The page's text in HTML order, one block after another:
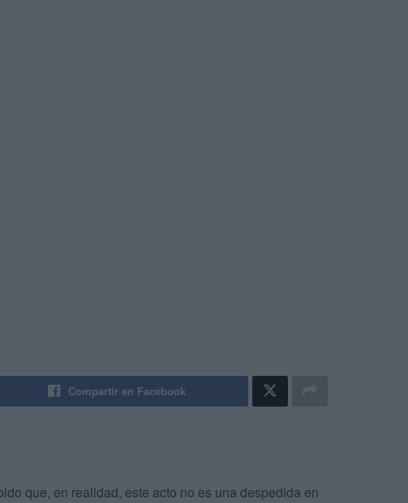
Compartir en Facebook
que, en realidad, este acto no es una despedida en